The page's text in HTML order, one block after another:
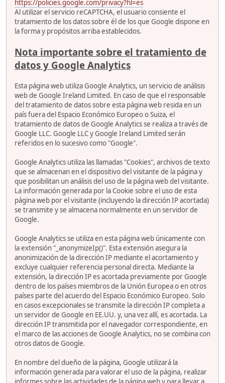
https://policies.google.com/privacy?hl=es
Al utilizar el servicio reCAPTCHA, el usuario consiente el
tratamiento de los datos sobre él de los que Google dispone en
la forma y propósitos arriba establecidos.
Nota importante sobre el tratamiento de
datos y Google Analytics
Esta página web utiliza Google Analytics, un servicio de análisis
web de Google Ireland Limited. En caso de que el responsable
del tratamiento de datos sobre esta página web resida en un
país fuera del Espacio Económico Europeo o Suiza, el
tratamiento de datos de Google Analytics se realiza a través de
Google LLC. Google LLC y Google Ireland Limited serán
referidos en lo sucesivo como "Google".
Google Analytics utiliza las llamadas "Cookies", archivos de texto
que se almacenan en el dispositivo del visitante de la página y
que posibilitan un análisis del uso de la página web del visitante.
La información generada por la Cookie sobre el uso de esta
página web por el visitante (incluyendo la dirección IP acortada)
se transmite y se almacena normalmente en un servidor de
Google.
Google Analytics se utiliza en esta página web únicamente con
la extensión "_anonymizeIp()". Esta extensión asegura la
anonimización de la dirección IP mediante el acortamiento y
excluye cualquier referencia personal directa. Mediante la
extensión, la dirección IP es acortada previamente por Google
dentro de los países miembros de la Unión Europea o en otros
países parte del acuerdo del Espacio Económico Europeo. Solo
en casos excepcionales se transmite la dirección IP completa a
un servidor de Google en EE.UU. y, una vez allí, es acortada. La
dirección IP transmitida por el navegador correspondiente, en
el marco de las acciones de Google Analytics, no se combina con
otros datos de Google.
En nombre del dueño de la página, Google utilizará la
información generada para valorar el uso de la página, realizar